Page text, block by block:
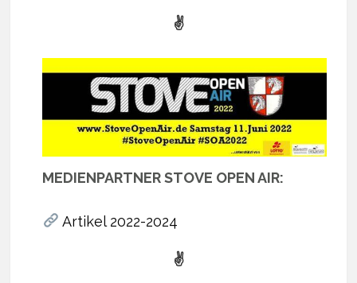
✌
MEDIENPARTNER STOVE OPEN AIR:
Artikel 2022-2024
✌